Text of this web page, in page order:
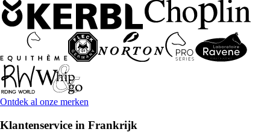
Ontdek al onze merken
Klantenservice in Frankrijk